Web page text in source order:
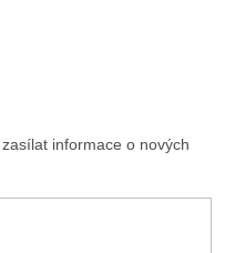
informace o nových